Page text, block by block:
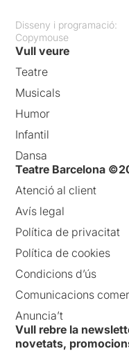
Disseny i programació:
Copymouse
Vull veure
Teatre
Musicals
Humor
Infantil
Dansa
Teatre Barcelona
Atenció al client
Avís legal
Política de privacitat
Política de cookies
Condicions d’ús
Comunicacions
Anuncia’t
Vull rebre la
novetats,